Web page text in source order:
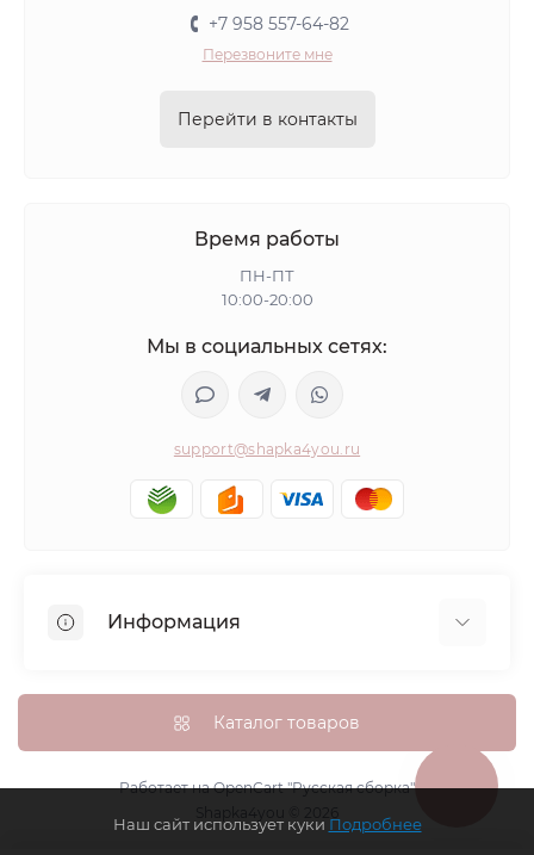
+7 958 557-64-82
Перезвоните мне
Перейти в контакты
Время работы
ПН-ПТ
10:00-20:00
Мы в социальных сетях:
support@shapka4you.ru
Информация
Доставка, оплата и бонусные баллы
Гарантия возврата
Политика конфиденциальности
Контакты
Каталог товаров
Работает наOpenCart "Русская сборка"
Наш сайт использует куки Подробнее